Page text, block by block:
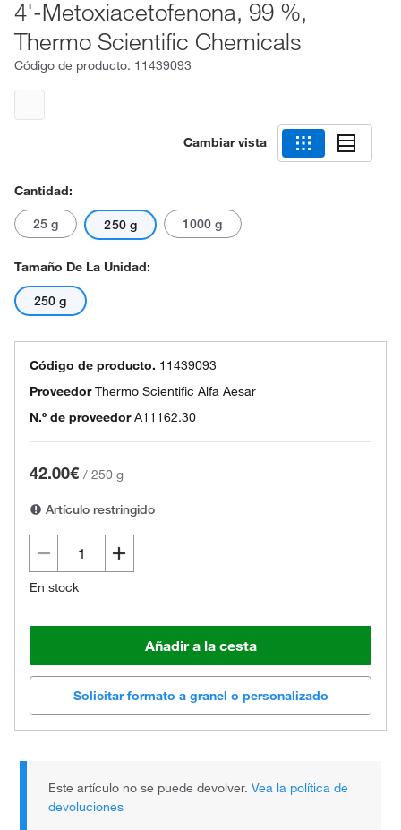
4'-Metoxiacetofenona, 99 %,
Thermo Scientific Chemicals
Código de producto. 11439093
Cambiar vista
Cantidad:
25 g 250 g 1000 g
Tamaño De La Unidad:
250 g
Código de producto. 11439093
ProveedorThermo Scientific Alfa Aesar
N.º de proveedor A11162.30
42.00€ / 250 g
Artículo restringido
En stock
Añadir a la cesta
Solicitar formato a granel o personalizado
Este artículo no se puede devolver.Vea la política de
devoluciones